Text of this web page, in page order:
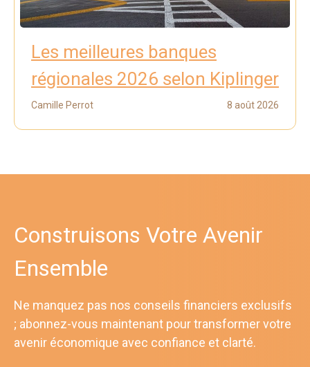
Les meilleures banques
régionales 2026 selon Kiplinger
Camille Perrot 8 août 2026
Construisons Votre Avenir
Ensemble
Ne manquez pas nos conseils financiers exclusifs
; abonnez-vous maintenant pour transformer votre
avenir économique avec confiance et clarté.